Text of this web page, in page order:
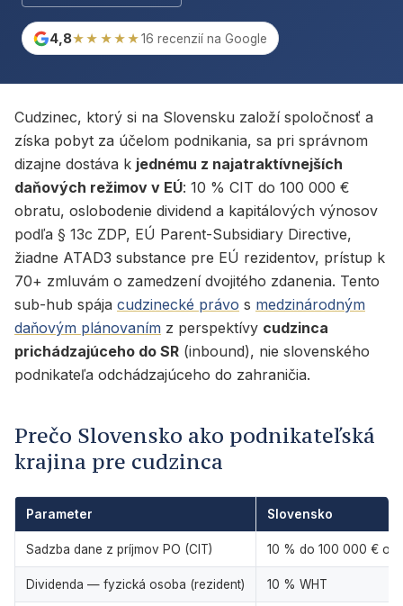
4,8★★★★★16 recenzií na Google
Cudzinec, ktorý si na Slovensku založí spoločnosť a
získa pobyt za účelom podnikania, sa pri správnom
dizajne dostáva k jednému z najatraktívnejších
daňových režimov v EÚ: 10 % CIT do 100 000 €
obratu, oslobodenie dividend a kapitálových výnosov
podľa § 13c ZDP, EÚ Parent-Subsidiary Directive,
žiadne ATAD3 substance pre EÚ rezidentov, prístup k
70+ zmluvám o zamedzení dvojitého zdanenia. Tento
sub-hub spája cudzinecké právo s medzinárodným
daňovým plánovaním z perspektívy cudzinca
prichádzajúceho do SR (inbound), nie slovenského
podnikateľa odchádzajúceho do zahraničia.
Prečo Slovensko ako podnikateľská
krajina pre cudzinca
Parameter Slovensko
Sadzba dane z príjmov PO (CIT) 10 % do 100 000 €
Dividenda — fyzická osoba (rezident) 10 % WHT